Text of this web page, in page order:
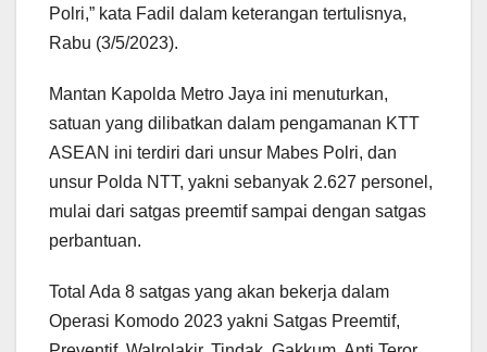
Polri,” kata Fadil dalam keterangan tertulisnya,
Rabu (3/5/2023).
Mantan Kapolda Metro Jaya ini menuturkan,
satuan yang dilibatkan dalam pengamanan KTT
ASEAN ini terdiri dari unsur Mabes Polri, dan
unsur Polda NTT, yakni sebanyak 2.627 personel,
mulai dari satgas preemtif sampai dengan satgas
perbantuan.
Total Ada 8 satgas yang akan bekerja dalam
Operasi Komodo 2023 yakni Satgas Preemtif,